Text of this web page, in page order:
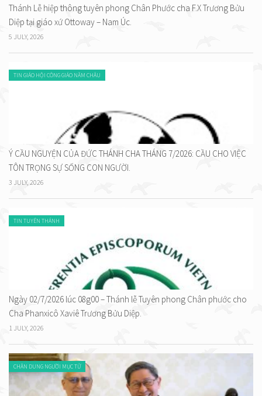
Thánh Lễ hiệp thông tuyên phong Chân Phước cha F.X Trương Bửu
Diệp tại giáo xứ Ottoway – Nam Úc.
5 JULY, 2026
TIN GIÁO HỘI CÔNG GIÁO NĂM CHÂU
Ý CẦU NGUYỆN CỦA ĐỨC THÁNH CHA THÁNG 7/2026: CẦU CHO VIỆC
TÔN TRỌNG SỰ SỐNG CON NGƯỜI.
3 JULY, 2026
TIN TUYÊN THÁNH
Ngày 02/7/2026 lúc 08g00 – Thánh lễ Tuyên phong Chân phước cho
Cha Phanxicô Xaviê Trương Bửu Diệp.
1 JULY, 2026
CHÂN DUNG NGƯỜI MỤC TỬ